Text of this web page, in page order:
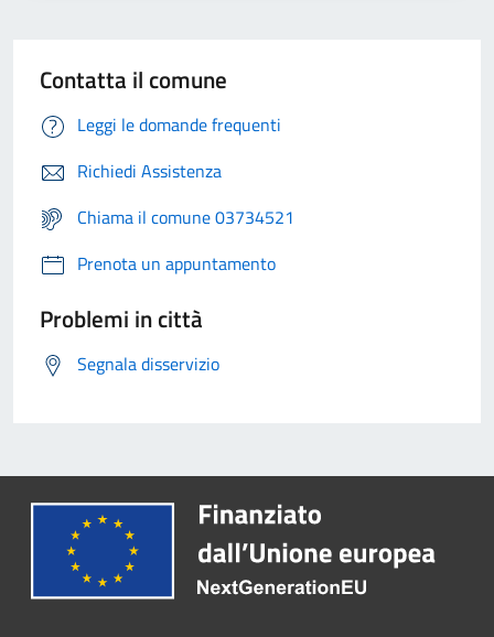
Contatta il comune
Leggi le domande frequenti
Richiedi Assistenza
Chiama il comune 03734521
Prenota un appuntamento
Problemi in città
Segnala disservizio